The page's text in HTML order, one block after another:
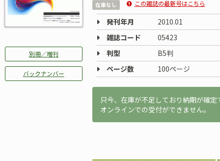
別冊／増刊
バックナンバー
在庫なし この雑誌の最新号はこちら
発刊年月
2010.01
雑誌コード
05423
判型
B5判
ページ数
100ページ
只今、在庫が不足しており納期が確定
オンラインでの受付ができません。